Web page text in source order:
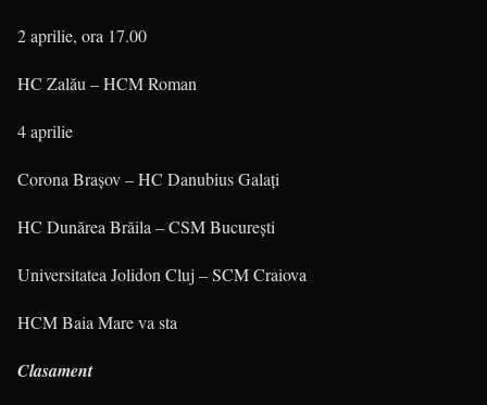
2 aprilie, ora 17.00
HC Zalău – HCM Roman
4 aprilie
Corona Braşov – HC Danubius Galaţi
HC Dunărea Brăila – CSM Bucureşti
Universitatea Jolidon Cluj – SCM Craiova
HCM Baia Mare va sta
Clasament